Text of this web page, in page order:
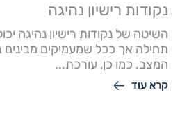
נקודות רישיון נהיגה
השיטה של נקודות רישיון נהיגה
תחילה אך ככל שמעמיקים
המצב. כמו כן, עורכת...
קרא עוד